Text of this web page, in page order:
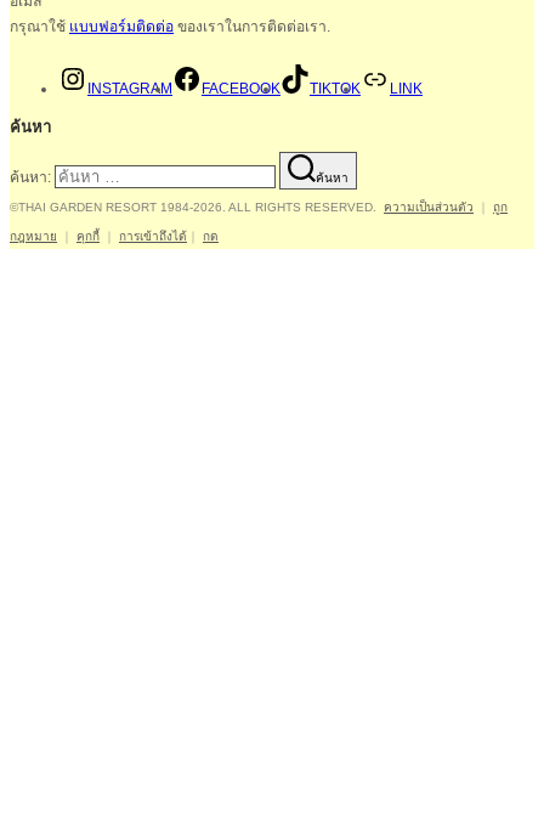
กรุณาใช้ แบบฟอร์มติดต่อ ของเราในการติดต่อเรา.
INSTAGRAM FACEBOOK TIKTOK LINK
ค้นหา
ค้นหา: ค้นหา
©THAI GARDEN RESORT 1984-2026. ALL RIGHTS RESERVED. ความเป็นส่วนตัว ถูก
กฎหมาย คุกกี้ การเข้าถึงได้ กด